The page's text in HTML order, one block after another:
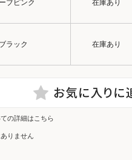
ブピンク 在庫あり
ブラック 在庫あり
の詳細はこちら
りません